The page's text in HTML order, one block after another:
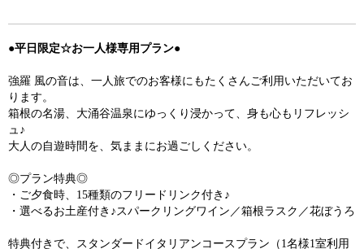
●平日限定☆お一人様専用プラン●
強羅 風の音は、一人旅でのお客様にもたくさんご利用いただいてお
ります。
箱根の名湯、大涌谷温泉にゆっくり浸かって、身も心もリフレッシ
ュ♪
大人の自遊時間を、気ままにお過ごしください。
◎プラン特典◎
・ご夕食時、15種類のフリードリンク付き♪
・選べるお土産付き♪スパークリングワイン／箱根ラスク／花ぼうろ
特典付きで、スタンダードイタリアンコースプラン（1名様1室利用